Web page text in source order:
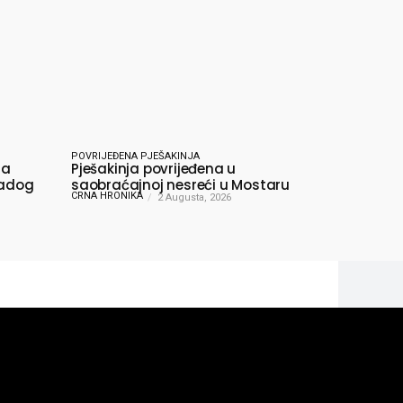
POVRIJEĐENA PJEŠAKINJA
Pješakinja povrijeđena u
saobraćajnoj nesreći u Mostaru
CRNA HRONIKA 2 Augusta, 2026